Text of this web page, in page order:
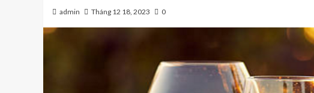
admin Tháng 12 18, 2023 0